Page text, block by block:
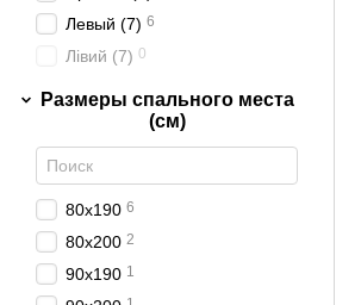
Левый (7) 6
Лівий (7) 0
Размеры спального места
(см)
80x190 6
80x200 2
90x190 1